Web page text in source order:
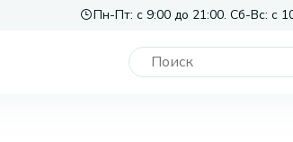
Пн-Пт: с 9:00 до 21:00. Сб-Вс: с